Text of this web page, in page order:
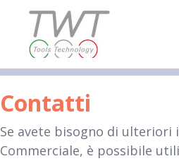
Contatti
Se avete bisogno di
Commerciale, è possibile